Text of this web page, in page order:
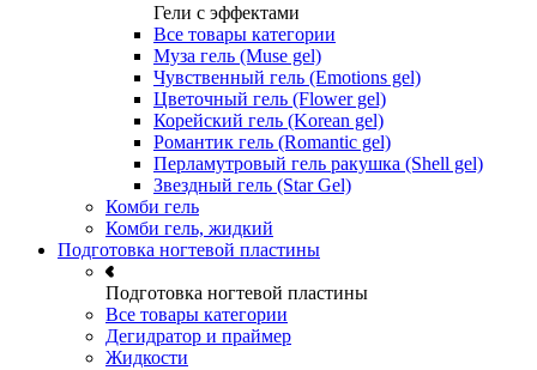
Гели с эффектами
Все товары категории
Муза гель (Muse gel)
Чувственный гель (Emotions gel)
Цветочный гель (Flower gel)
Корейский гель (Korean gel)
Романтик гель (Romantic gel)
Перламутровый гель ракушка (Shell gel)
Звездный гель (Star Gel)
Комби гель
Комби гель, жидкий
Подготовка ногтевой пластины
Подготовка ногтевой пластины
Все товары категории
Дегидратор и праймер
Жидкости